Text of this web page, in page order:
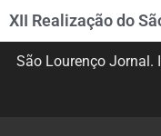
XII Realização do
São Lourenço Jornal.